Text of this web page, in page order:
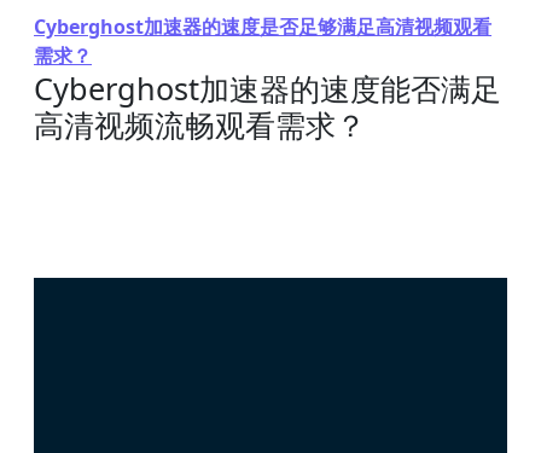
Cyberghost加速器的速度是否足够满足高清视频观看
需求？
Cyberghost加速器的速度能否满足
高清视频流畅观看需求？